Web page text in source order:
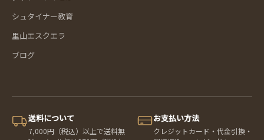
シュタイナー教育
里山エスクエラ
ブログ
送料について
7,000円（税込）以上で送料無
お支払い方法
クレジットカード・代金引換・